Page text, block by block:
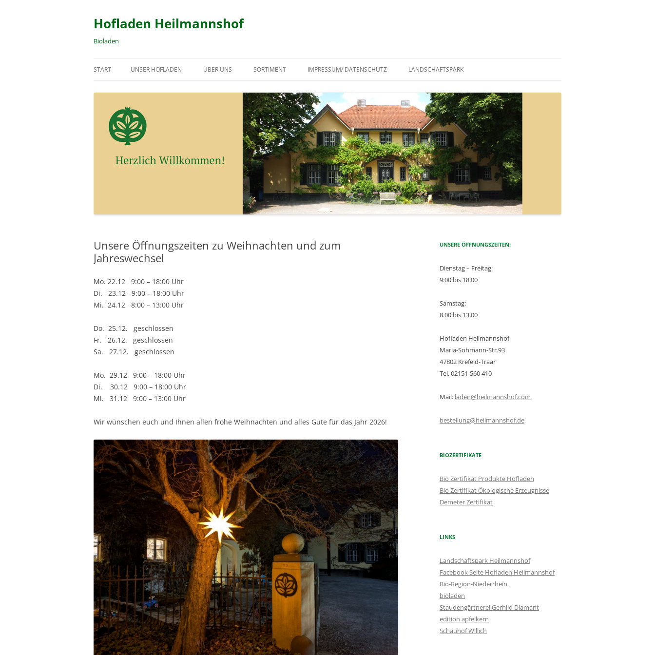
springen
Hofladen Heilmannshof
Bioladen
START UNSER HOFLADEN ÜBER UNS SORTIMENT IMPRESSUM/ DATENSCHUTZ LANDSCHAFTSPARK
Unsere Öffnungszeiten zu Weihnachten und zum
Jahreswechsel
Mo. 22.12 9:00 – 18:00 Uhr
Di. 23.12 9:00 – 18:00 Uhr
Mi. 24.12 8:00 – 13:00 Uhr
Do. 25.12. geschlossen
Fr. 26.12. geschlossen
Sa. 27.12. geschlossen
Mo. 29.12 9:00 – 18:00 Uhr
Di. 30.12 9:00 – 18:00 Uhr
Mi. 31.12 9:00 – 13:00 Uhr
Wir wünschen euch und Ihnen allen frohe Weihnachten und alles Gute für das Jahr 2026!
UNSERE ÖFFNUNGSZEITEN:
Dienstag – Freitag:
9:00 bis 18:00
Samstag:
8.00 bis 13.00
Hofladen Heilmannshof
Maria-Sohmann-Str.93
47802 Krefeld-Traar
Tel. 02151-560 410
Mail: laden@heilmannshof.com
bestellung@heilmannshof.de
BIOZERTIFIKATE
Bio Zertifikat Produkte Hofladen
Bio Zertifikat Ökologische Erzeugnisse
Demeter Zertifikat
LINKS
Landschaftspark Heilmannshof
Facebook Seite Hofladen Heilmannshof
Bio-Region-Niederrhein
bioladen
Staudengärtnerei Gerhild Diamant
edition apfelkern
Schauhof Willich